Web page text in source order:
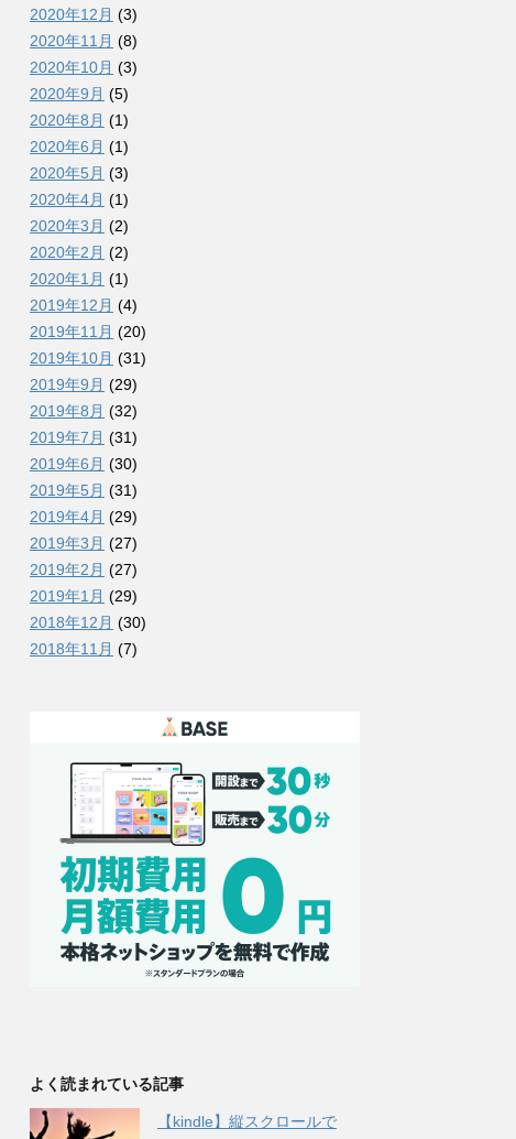
2020年12月 (3)
2020年11月 (8)
2020年10月 (3)
2020年9月 (5)
2020年8月 (1)
2020年6月 (1)
2020年5月 (3)
2020年4月 (1)
2020年3月 (2)
2020年2月 (2)
2020年1月 (1)
2019年12月 (4)
2019年11月 (20)
2019年10月 (31)
2019年9月 (29)
2019年8月 (32)
2019年7月 (31)
2019年6月 (30)
2019年5月 (31)
2019年4月 (29)
2019年3月 (27)
2019年2月 (27)
2019年1月 (29)
2018年12月 (30)
2018年11月 (7)
よく読まれている記事
【kindle】縦スクロールで